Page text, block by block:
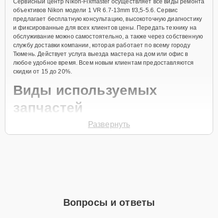
объективов Nikon модели 1 VR 6.7-13mm f/3,5-5.6. Сервис
предлагает бесплатную консультацию, высокоточную диагностику
и фиксированные для всех клиентов цены. Передать технику на
обслуживание можно самостоятельно, а также через собственную
службу доставки компании, которая работает по всему городу
Тюмень. Действует услуга выезда мастера на дом или офис в
любое удобное время. Всем новым клиентам предоставляются
скидки от 15 до 20%.
Виды используемых
запчастей
Для ремонта объектива модели 1 VR 6.7-13mm f/3,5-5.6
активное использование устройства дольше
Развернуть
Вопросы и ответы